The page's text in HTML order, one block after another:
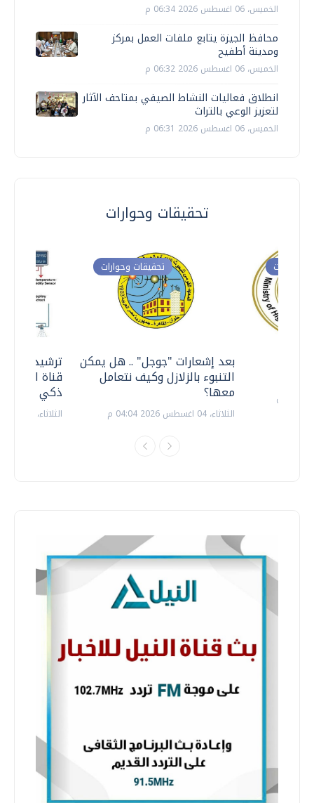
الخميس، 06 اغسطس 2026 06:34 م
محافظ الجيزة يتابع ملفات العمل بمركز
ومدينة أطفيح
الخميس، 06 اغسطس 2026 06:32 م
انطلاق فعاليات النشاط الصيفي بمتاحف الآثار
لتعزيز الوعي بالتراث
الخميس، 06 اغسطس 2026 06:31 م
تحقيقات وحوارات
ترشيدا
قناة
ذكي
الثلاثاء، 14 يوليو 2026 06:11 م
تحقيقات وحوارات
بعد إشعارات "جوجل" .. هل يمكن
التنبوء بالزلازل وكيف نتعامل
معها؟
الثلاثاء، 04 اغسطس 2026 04:04 م
وحوارات